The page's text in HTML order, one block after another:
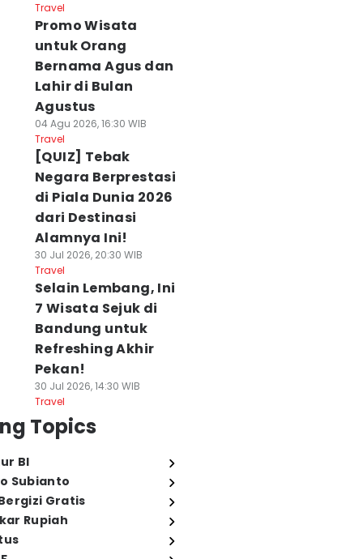
Travel
Promo Wisata
untuk Orang
Bernama Agus dan
Lahir di Bulan
Agustus
04 Agu 2026, 16:30 WIB
Travel
[QUIZ] Tebak
Negara Berprestasi
di Piala Dunia 2026
dari Destinasi
Alamnya Ini!
30 Jul 2026, 20:30 WIB
Travel
Selain Lembang, Ini
7 Wisata Sejuk di
Bandung untuk
Refreshing Akhir
Pekan!
30 Jul 2026, 14:30 WIB
Travel
Topics
BI
Subianto
Gratis
Rupiah